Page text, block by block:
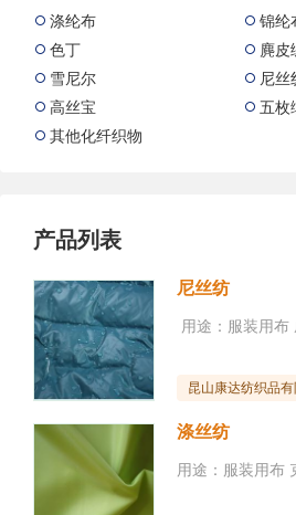
 涤纶布  锦纶
 色丁  麂皮
 雪尼尔  尼丝
 高丝宝  五枚
 其他化纤织物
产品列表
尼丝纺
昆山康达纺织品有
涤丝纺